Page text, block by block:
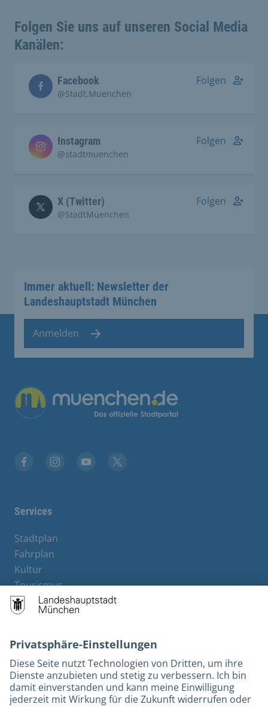
Folgen Sie uns auf unseren Social Media
Kanälen:
Facebook
@Stadt.Muenchen
Folgen
Instagram
@stadtmuenchen
Folgen
X (Twitter)
@StadtMuenchen
Folgen
Immer aktuell: Newsletter der
Landeshauptstadt München
Anmelden
Übergreifende Links
Services
Stadtplan
Fahrplan
Kultur
Tourismus
M-Strom
Bürgerservice
Rechtliches und Kontakt
Barrierefreiheit